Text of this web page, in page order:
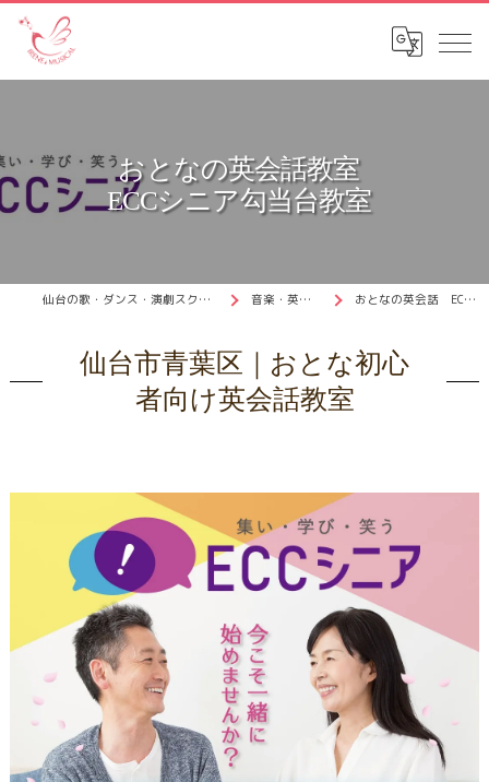
おとなの英会話教室
ECCシニア勾当台教室
仙台の歌・ダンス・演劇スクールはイリナミュージカル 音楽・英会話スクール おとなの英会話 ECCシニア勾当台教室
仙台市青葉区｜おとな初心
者向け英会話教室